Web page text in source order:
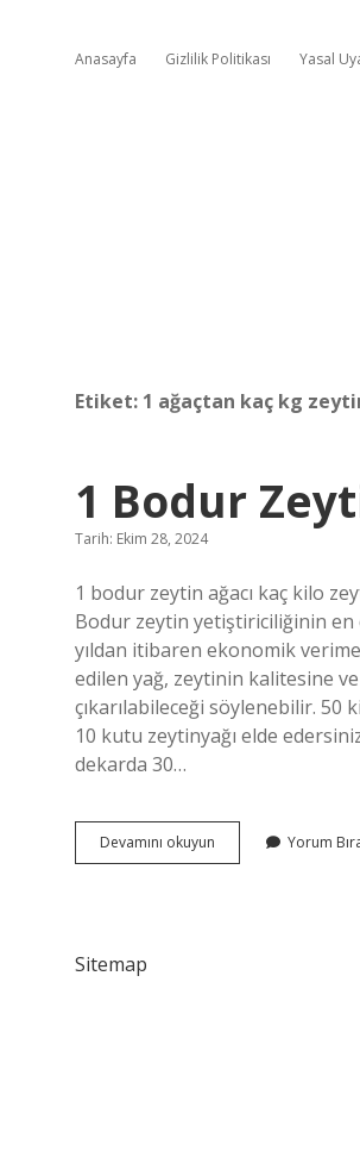
Anasayfa Gizlilik Politikası Yasal
Etiket: 1 ağaçtan kaç kg
1 Bodur
Tarih: Ekim 28, 2024
1 bodur zeytin ağacı kaç kilo
Bodur zeytin yetiştiriciliğinin en
yıldan itibaren ekonomik
edilen yağ, zeytinin kalitesine
çıkarılabileceği söylenebilir. 50
10 kutu zeytinyağı elde
dekarda 30…
Devamını okuyun
Bodur
Yorum
Sitemap